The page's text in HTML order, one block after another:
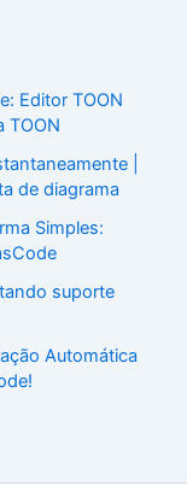
Editor TOON
TOON
|
de diagrama
Simples:
suporte
Automática